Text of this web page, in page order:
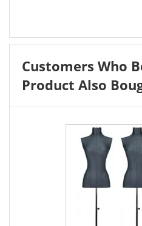
Customers Who
Product Also